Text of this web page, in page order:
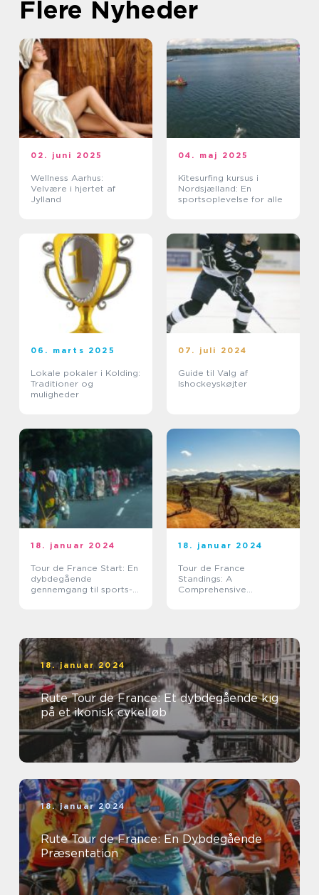
Flere Nyheder
02. juni 2025
Wellness Aarhus:
Velvære i hjertet af
Jylland
04. maj 2025
Kitesurfing kursus i
Nordsjælland: En
sportsoplevelse for alle
06. marts 2025
Lokale pokaler i Kolding:
Traditioner og
muligheder
07. juli 2024
Guide til Valg af
Ishockeyskøjter
18. januar 2024
Tour de France Start: En
dybdegående
gennemgang til sports-
18. januar 2024
Tour de France
Standings: A
Comprehensive
18. januar 2024
Rute Tour de France: Et dybdegående kig
på et ikonisk cykelløb
18. januar 2024
Rute Tour de France: En Dybdegående
Præsentation